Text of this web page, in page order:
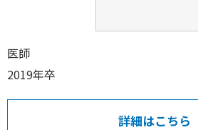
医師
2019年卒
詳細はこちら